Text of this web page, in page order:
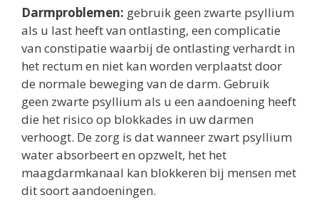
Darmproblemen: gebruik geen zwarte psyllium
als u last heeft van ontlasting, een complicatie
van constipatie waarbij de ontlasting verhardt in
het rectum en niet kan worden verplaatst door
de normale beweging van de darm. Gebruik
geen zwarte psyllium als u een aandoening heeft
die het risico op blokkades in uw darmen
verhoogt. De zorg is dat wanneer zwart psyllium
water absorbeert en opzwelt, het het
maagdarmkanaal kan blokkeren bij mensen met
dit soort aandoeningen.